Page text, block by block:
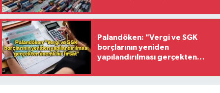
Palandöken: "Vergi ve SGK
borçlarının yeniden
yapılandırılması gerçekten